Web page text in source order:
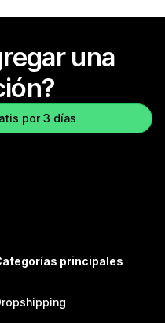
una
por 3 días
principales